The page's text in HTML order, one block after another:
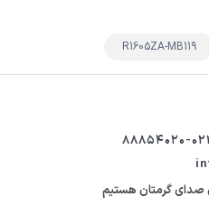
R1605ZA-MB119